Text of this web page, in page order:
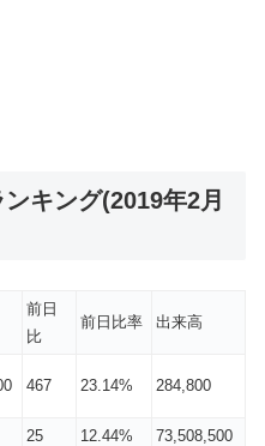
キング(2019年2月
前日
比
前日比率 出来高
467 23.14% 284,800
25 12.44% 73,508,500